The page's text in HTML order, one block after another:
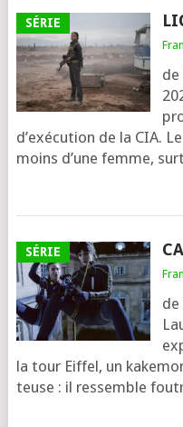
SÉRIE
de
d’exé­cu­tion de la CIA.
moins d’une femme,
SÉRIE
de
la tour Eiffel, un
teuse : il res­semble